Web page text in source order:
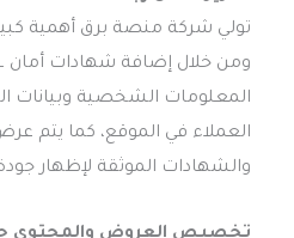
تولي شركة منصة برق أهمية
المعلومات الشخصية وبيانات
العملاء في الموقع، كما يتم
والشهادات الموثقة لإظهار